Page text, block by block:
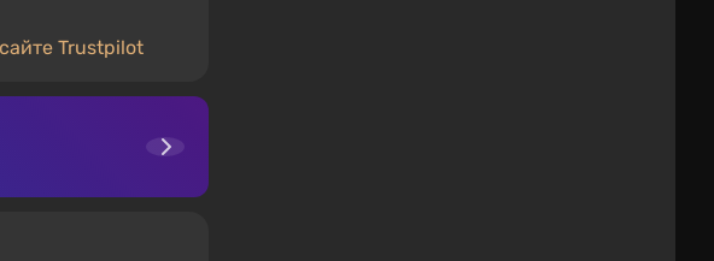
Trustpilot